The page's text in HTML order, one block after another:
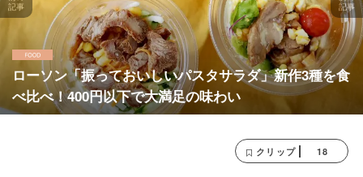
ローソン「振っておいしいパスタサラダ」新作3種を食
べ比べ！400円以下で大満足の味わい
記事
記事
クリップ 18